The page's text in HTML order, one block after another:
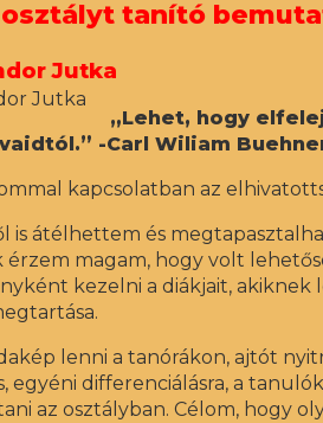
osztályt tanító
Jutka
„Lehet, hogy
-Carl Wiliam
kapcsolatban az
is átélhettem és
érzem magam, hogy volt
kezelni a diákjait, akiknek
lenni a tanórákon, ajtót
egyéni differenciálásra, a
az osztályban. Célom, hogy